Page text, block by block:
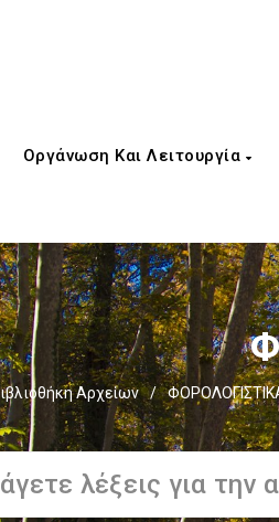
Οργάνωση Και Λειτουργία
Αρχείων /